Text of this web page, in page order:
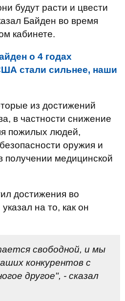
будут расти и цвести
Байден во время
кабинете.
о 4 годах
стали сильнее, наши
из достижений
в частности снижение
пожилых людей,
оружия и
получении медицинской
достижения во
на то, как он
свободной, и мы
конкурентов с
другое", - сказал